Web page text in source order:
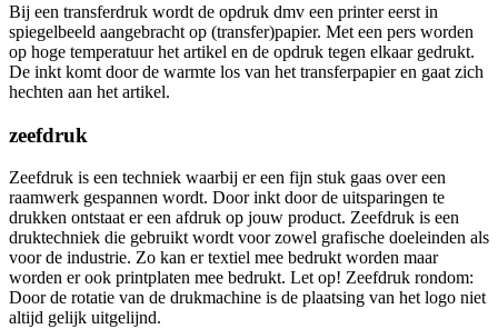
Bij een transferdruk wordt de opdruk dmv een printer eerst in
spiegelbeeld aangebracht op (transfer)papier. Met een pers worden
op hoge temperatuur het artikel en de opdruk tegen elkaar gedrukt.
De inkt komt door de warmte los van het transferpapier en gaat zich
hechten aan het artikel.
zeefdruk
Zeefdruk is een techniek waarbij er een fijn stuk gaas over een
raamwerk gespannen wordt. Door inkt door de uitsparingen te
drukken ontstaat er een afdruk op jouw product. Zeefdruk is een
druktechniek die gebruikt wordt voor zowel grafische doeleinden als
voor de industrie. Zo kan er textiel mee bedrukt worden maar
worden er ook printplaten mee bedrukt. Let op! Zeefdruk rondom:
Door de rotatie van de drukmachine is de plaatsing van het logo niet
altijd gelijk uitgelijnd.